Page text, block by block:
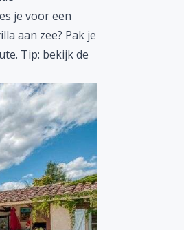
je voor een
aan zee? Pak je
. Tip: bekijk de